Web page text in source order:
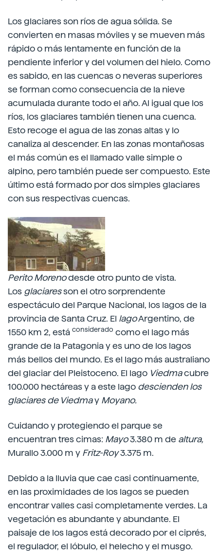
Los glaciares son ríos de agua sólida. Se
convierten en masas móviles y se mueven más
rápido o más lentamente en función de la
pendiente inferior y del volumen del hielo. Como
es sabido, en las cuencas o neveras superiores
se forman como consecuencia de la nieve
acumulada durante todo el año. Al igual que los
ríos, los glaciares también tienen una cuenca.
Esto recoge el agua de las zonas altas y lo
canaliza al descender. En las zonas montañosas
el más común es el llamado valle simple o
alpino, pero también puede ser compuesto. Este
último está formado por dos simples glaciares
con sus respectivas cuencas.
Perito Morenodesde otro punto de vista.
Los glaciaresson el otro sorprendente
espectáculo del Parque Nacional, los lagos de la
provincia de Santa Cruz. El lagoArgentino, de
1550 km 2, está considerado como el lago más
grande de la Patagonia y es uno de los lagos
más bellos del mundo. Es el lago más australiano
del glaciar del Pleistoceno. El lago Viedmacubre
100.000 hectáreas y a este lago descienden los
glaciares de Viedmay Moyano.
Cuidando y protegiendo el parque se
encuentran tres cimas: Mayo3.380 m de altura,
Murallo 3.000 m y Fritz-Roy3.375 m.
Debido a la lluvia que cae casi continuamente,
en las proximidades de los lagos se pueden
encontrar valles casi completamente verdes. La
vegetación es abundante y abundante. El
paisaje de los lagos está decorado por el ciprés,
el regulador, el lóbulo, el helecho y el musgo.